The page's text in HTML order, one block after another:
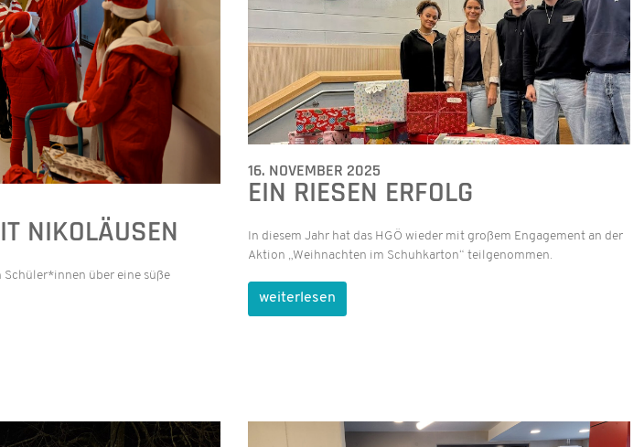
NIKOLÄUSEN
Schüler*innen über eine süße
16. NOVEMBER 2025
EIN RIESEN ERFOLG
In diesem Jahr hat das HGÖ wieder mit großem Engagement an der
Aktion „Weihnachten im Schuhkarton“ teilgenommen.
weiterlesen